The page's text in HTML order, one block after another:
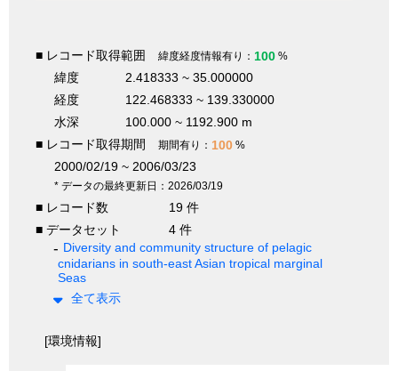
■ レコード取得範囲 緯度経度情報有り： 100 %
緯度
2.418333 ~ 35.000000
経度
122.468333 ~ 139.330000
水深
100.000 ~ 1192.900 m
■ レコード取得期間
期間有り： 100 %
2000/02/19 ~ 2006/03/23
* データの最終更新日：2026/03/19
■ レコード数
19 件
■ データセット
4 件
Diversity and community structure of pelagic
cnidarians in south-east Asian tropical marginal
Seas
全て表示
[環境情報]